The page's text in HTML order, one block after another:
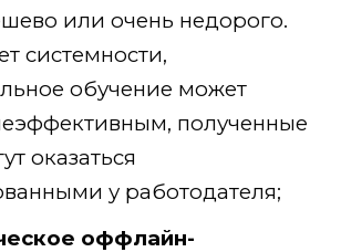
или очень недорого.
системности,
обучение может
полученные
оказаться
у работодателя;
оффлайн-